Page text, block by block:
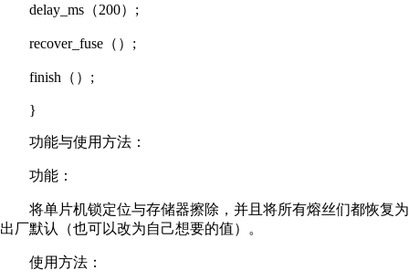
delay_ms（200）;
recover_fuse（）;
finish（）;
}
功能与使用方法：
功能：
将单片机锁定位与存储器擦除，并且将所有熔丝们都恢复为
出厂默认（也可以改为自己想要的值）。
使用方法：